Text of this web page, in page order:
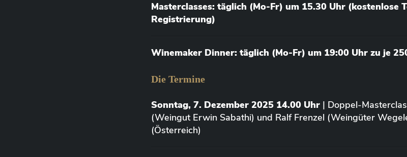
Masterclasses: täglich (Mo-Fr) um 15.30 Uhr (kostenlose
Registrierung)
Winemaker Dinner: täglich (Mo-Fr) um 19:00 Uhr zu je
Die Termine
Sonntag, 7. Dezember 2025 14.00 Uhr | Doppel-
(Weingut Erwin Sabathi) und Ralf Frenzel (Weingüter
(Österreich)